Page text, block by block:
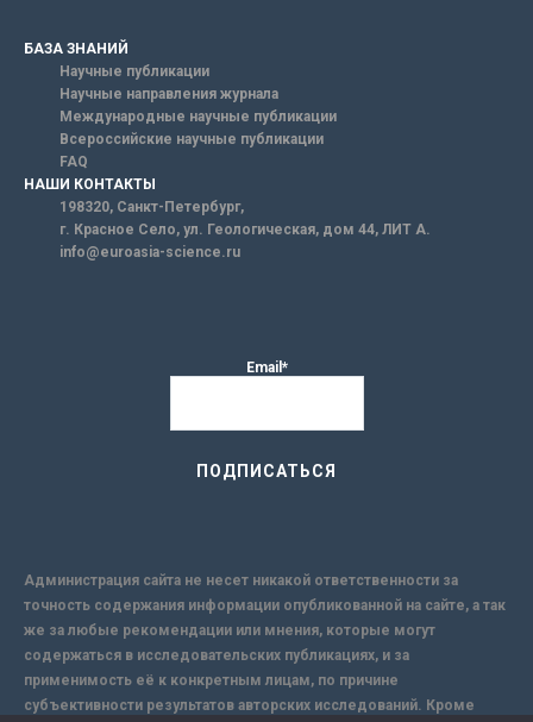
БАЗА ЗНАНИЙ
Научные публикации
Научные направления журнала
Международные научные публикации
Всероссийские научные публикации
FAQ
НАШИ КОНТАКТЫ
198320, Санкт-Петербург,
г. Красное Село, ул. Геологическая, дом 44, ЛИТ А.
info@euroasia-science.ru
Email*
Администрация сайта не несет никакой ответственности за
точность содержания информации опубликованной на сайте, а так
же за любые рекомендации или мнения, которые могут
содержаться в исследовательских публикациях, и за
применимость её к конкретным лицам, по причине
субъективности результатов авторских исследований. Кроме